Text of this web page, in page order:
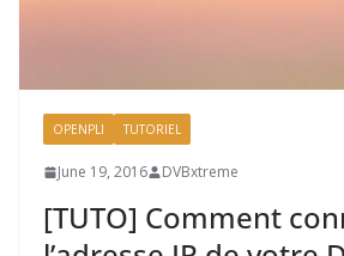
OPENPLI TUTORIEL
June 19, 2016 DVBxtreme
[TUTO] Comment